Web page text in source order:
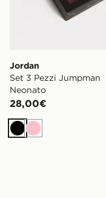
Jordan
Set 3 Pezzi Jumpman
Neonato
28,00€
NeroRosa